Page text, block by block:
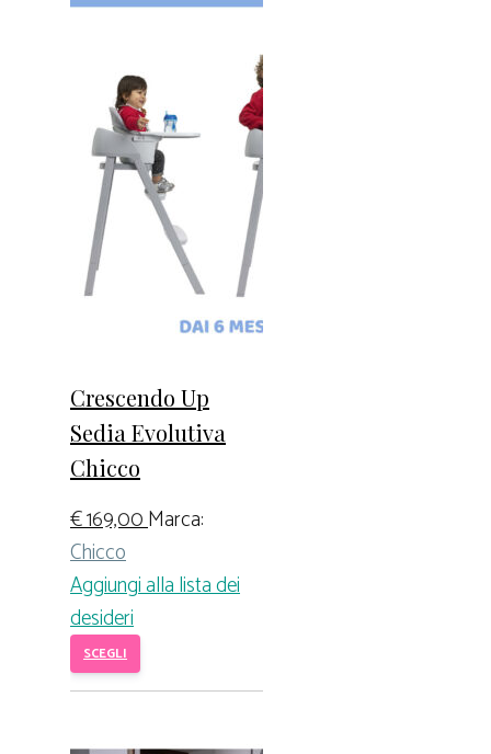
Crescendo Up
Sedia Evolutiva
Chicco
€169,00Marca:
Chicco
Aggiungi alla lista dei
desideri
SCEGLI